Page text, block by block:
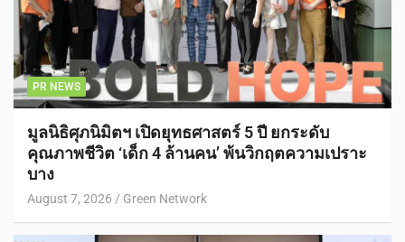
PR NEWS
มูลนิธิศุภนิมิตฯ เปิดยุทธศาสตร์ 5 ปี ยกระดับ
คุณภาพชีวิต ‘เด็ก 4 ล้านคน’ พ้นวิกฤตความเปราะ
บาง
August 7, 2026 Green Network